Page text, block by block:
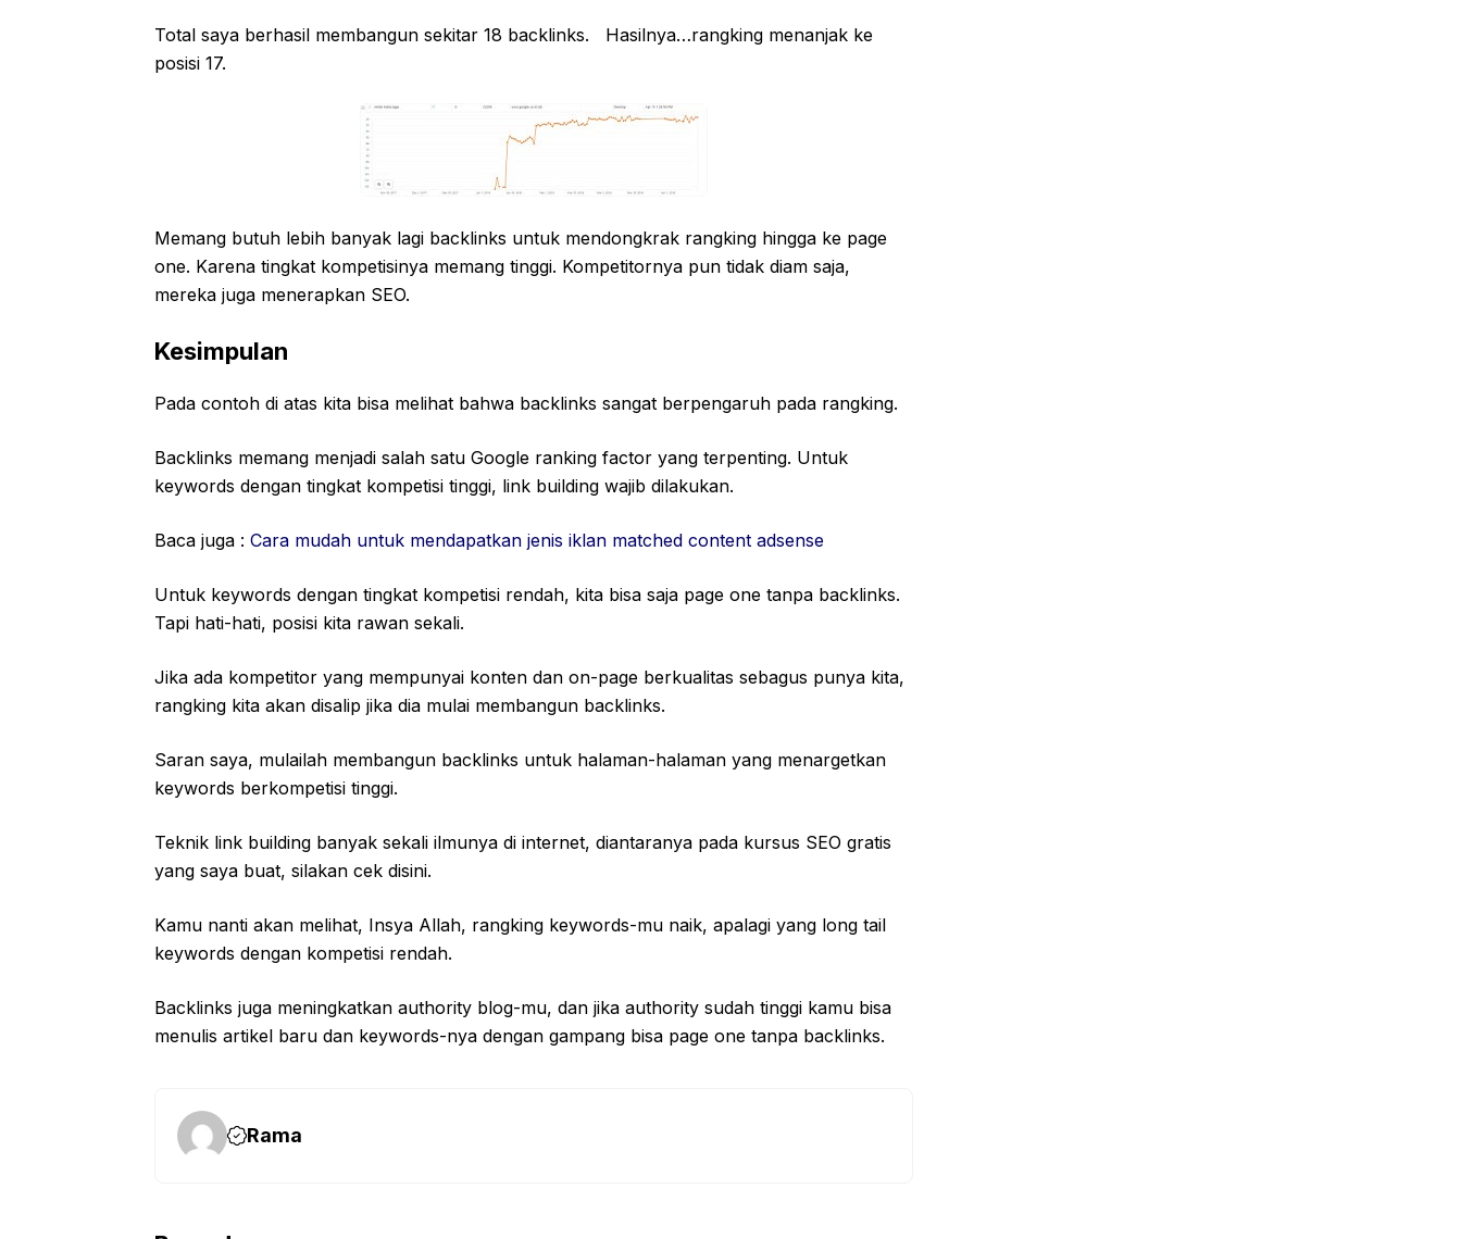
Total saya berhasil membangun sekitar 18 backlinks. Hasilnya…rangking menanjak ke
posisi 17.
Memang butuh lebih banyak lagi backlinks untuk mendongkrak rangking hingga ke page
one. Karena tingkat kompetisinya memang tinggi. Kompetitornya pun tidak diam saja,
mereka juga menerapkan SEO.
Kesimpulan
Pada contoh di atas kita bisa melihat bahwa backlinks sangat berpengaruh pada rangking.
Backlinks memang menjadi salah satu Google ranking factor yang terpenting. Untuk
keywords dengan tingkat kompetisi tinggi, link building wajib dilakukan.
Baca juga : Cara mudah untuk mendapatkan jenis iklan matched content adsense
Untuk keywords dengan tingkat kompetisi rendah, kita bisa saja page one tanpa backlinks.
Tapi hati-hati, posisi kita rawan sekali.
Jika ada kompetitor yang mempunyai konten dan on-page berkualitas sebagus punya kita,
rangking kita akan disalip jika dia mulai membangun backlinks.
Saran saya, mulailah membangun backlinks untuk halaman-halaman yang menargetkan
keywords berkompetisi tinggi.
Teknik link building banyak sekali ilmunya di internet, diantaranya pada kursus SEO gratis
yang saya buat, silakan cek disini.
Kamu nanti akan melihat, Insya Allah, rangking keywords-mu naik, apalagi yang long tail
keywords dengan kompetisi rendah.
Backlinks juga meningkatkan authority blog-mu, dan jika authority sudah tinggi kamu bisa
menulis artikel baru dan keywords-nya dengan gampang bisa page one tanpa backlinks.
Rama